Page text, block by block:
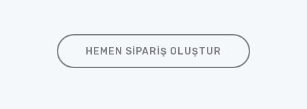
HEMEN SIPARIŞ OLUŞTUR